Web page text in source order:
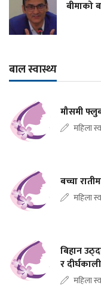
बीमाको
बाल स्वास्थ्य
मौसमी
महिला
बच्चा
महिला
बिहान
र
महिला